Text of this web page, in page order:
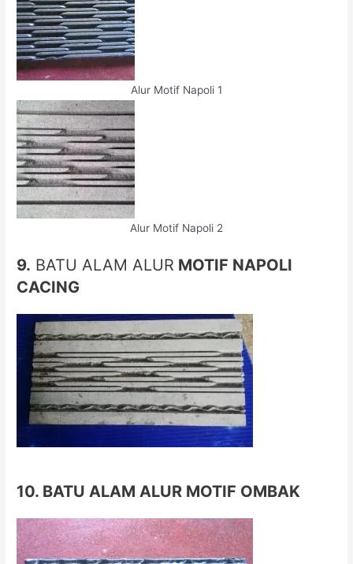
Alur Motif Napoli 1
Alur Motif Napoli 2
9. BATU ALAM ALUR MOTIF NAPOLI
CACING
10. BATU ALAM ALUR MOTIF OMBAK